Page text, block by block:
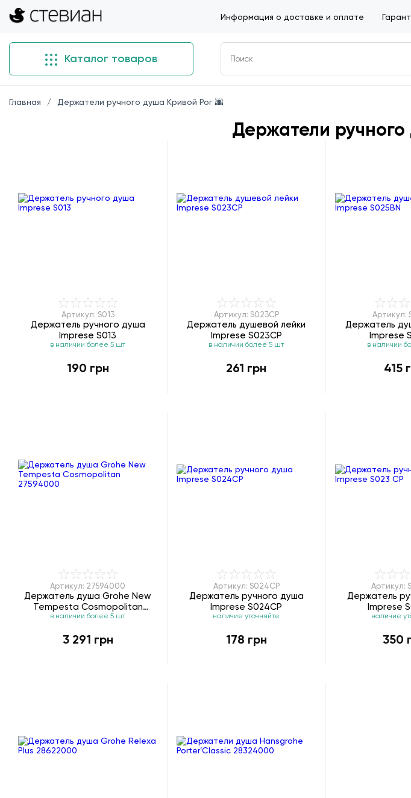
Информация о доставке и оплате
Каталог товаров
Главная Держатели ручного душа Кривой Рог 🌆
Держатели
Артикул: S013
Держатель ручного душа
Imprese S013
в наличии более 5 шт
190 грн
Артикул: S023CP
Держатель душевой лейки
Imprese S023CP
в наличии более 5 шт
261 грн
Артикул:
Держатель
Imprese
в наличии
415
Артикул: 27594000
Держатель душа Grohe New
Tempesta Cosmopolitan
27594000
в наличии более 5 шт
3 291 грн
Артикул: S024CP
Держатель ручного душа
Imprese S024CP
наличие уточняйте
178 грн
Артикул:
Держатель
Imprese
наличие
350